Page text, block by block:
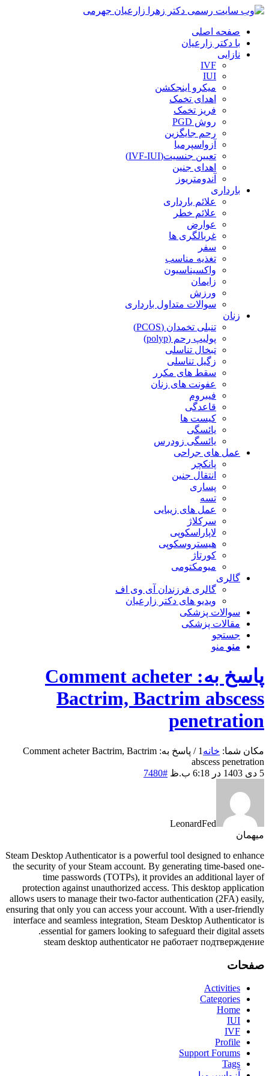
صفحه اصلی
با دکتر زارعیان
نازایی
IVF
IUI
میکرو اینجکشن
اهدای تخمک
فریز تخمک
روش PGD
رحم جایگزین
آزواسپرمیا
تعیین جنسیت(IVF-IUI)
اهدای جنین
آندومتریوز
بارداری
علائم بارداری
علائم خطر
عوارض
غربالگری ها
سفر
تغذیه مناسب
واکسیناسیون
زایمان
ورزش
سوالات متداول بارداری
زنان
تنبلی تخمدان (PCOS)
پولیپ رحم (polyp)
تبخال تناسلی
زگیل تناسلی
سقط های مکرر
عفونت های زنان
فیبروم
قاعدگی
کیست ها
یائسگی
یائسگی زودرس
عمل های جراحی
پانکچر
انتقال جنین
پساری
تسه
عمل های زیبایی
سرکلاژ
لاپاراسکوپی
هیستروسکوپی
کورتاژ
میومکتومی
گالری
گالری فرزندان آی وی اف
ویدیو های دکتر زارعیان
سوالات پزشکی
مقالات پزشکی
جستجو
منو منو
پاسخ به: Comment acheter
Bactrim, Bactrim abscess
penetration
مکان شما: خانه 1
/
پاسخ به: Comment acheter Bactrim, Bactrim
abscess penetration
5 دی 1403 در 6:18 ب.ظ
#7480
LeonardFed
میهمان
Steam Desktop Authenticator is a powerful tool designed to enhance
the security of your Steam account. By generating time-based one-
time passwords (TOTPs), it provides an additional layer of
protection against unauthorized access. This desktop application
allows users to manage their two-factor authentication (2FA) easily,
ensuring that only you can access your account. With a user-friendly
interface and seamless integration, Steam Desktop Authenticator is
essential for gamers looking to safeguard their digital assets.
steam desktop authenticator не работает подтверждение
صفحات
Activities
Categories
Home
IUI
IVF
Profile
Support Forums
Tags